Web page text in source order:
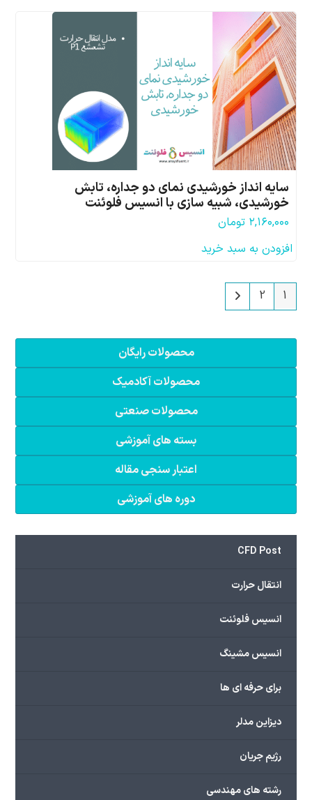
سایه انداز خورشیدی نمای دو جداره، تابش
خورشیدی، شبیه سازی با انسیس فلوئنت
۲,۱۶۰,۰۰۰ تومان
افزودن به سبد خرید
1
2
محصولات رایگان
محصولات آکادمیک
محصولات صنعتی
بسته های آموزشی
اعتبار سنجی مقاله
دوره های آموزشی
CFD Post
انتقال حرارت
انسیس فلوئنت
انسیس مشینگ
برای حرفه ای ها
دیزاین مدلر
رژیم جریان
رشته های مهندسی